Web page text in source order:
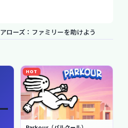
アローズ：ファミリーを助けよう
HOT